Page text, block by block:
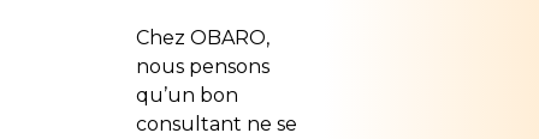
Chez OBARO,
nous pensons
qu’un bon
consultant ne se